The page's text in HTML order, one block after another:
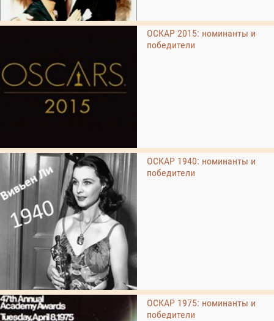
ОСКАР 2015: номинанты и
победители
ОСКАР 1940: номинанты и
победители
ОСКАР 1975: номинанты и
победители